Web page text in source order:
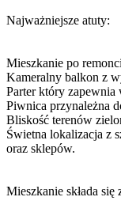
Najważniejsze atuty:
Mieszkanie po
Kameralny balkon z
Parter który zapewnia
Piwnica przynależna
Bliskość terenów
Świetna lokalizacja z
oraz sklepów.
Mieszkanie składa się